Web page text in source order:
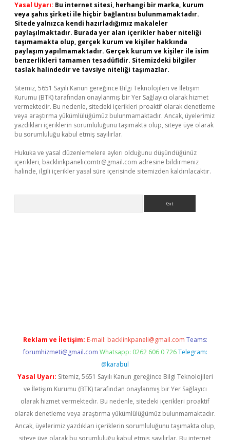
Yasal Uyarı: Bu internet sitesi, herhangi bir marka, kurum
veya şahıs şirketi ile hiçbir bağlantısı bulunmamaktadır.
Sitede yalnızca kendi hazırladığımız makaleler
paylaşılmaktadır. Burada yer alan içerikler haber niteliği
taşımamakta olup, gerçek kurum ve kişiler hakkında
paylaşım yapılmamaktadır. Gerçek kurum ve kişiler ile isim
benzerlikleri tamamen tesadüfidir. Sitemizdeki bilgiler
taslak halindedir ve tavsiye niteliği taşımazlar.
Sitemiz, 5651 Sayılı Kanun gereğince Bilgi Teknolojileri ve İletişim
Kurumu (BTK) tarafından onaylanmış bir Yer Sağlayıcı olarak hizmet
vermektedir. Bu nedenle, sitedeki içerikleri proaktif olarak denetleme
veya araştırma yükümlülüğümüz bulunmamaktadır. Ancak, üyelerimiz
yazdıkları içeriklerin sorumluluğunu taşımakta olup, siteye üye olarak
bu sorumluluğu kabul etmiş sayılırlar.
Hukuka ve yasal düzenlemelere aykırı olduğunu düşündüğünüz
içerikleri, backlinkpanelicomtr@gmail.com adresine bildirmeniz
halinde, ilgili içerikler yasal süre içerisinde sitemizden kaldırılacaktır.
Reklam ve İletişim: E-mail: backlinkpaneli@gmail.com Teams:
forumhizmeti@gmail.com Whatsapp: 0262 606 0 726 Telegram:
@karabul
Yasal Uyarı: Sitemiz, 5651 Sayılı Kanun gereğince Bilgi Teknolojileri
ve İletişim Kurumu (BTK) tarafından onaylanmış bir Yer Sağlayıcı
olarak hizmet vermektedir. Bu nedenle, sitedeki içerikleri proaktif
olarak denetleme veya araştırma yükümlülüğümüz bulunmamaktadır.
Ancak, üyelerimiz yazdıkları içeriklerin sorumluluğunu taşımakta olup,
siteye üye olarak bu sorumluluğu kabul etmiş sayılırlar. Bu internet